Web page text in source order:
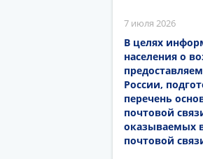
7 июля 2026
В целях
населения о
России,
перечень
почтовой
оказываемых
почтовой